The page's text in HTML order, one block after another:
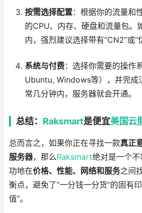
按需选择配置：根据你的流量和
的CPU、内存、硬盘和流量包。
内，强烈建议选择带有“CN2”或“
系统与付费：选择你需要的操作
Ubuntu, Windows等），并完成
常几分钟内，服务器就会开通。
总结： Raksmart是便宜美国云
总而言之，如果你正在寻找一款真正
服务器，那么Raksmart绝对是一个
功地在价格、性能、网络和服务之间
衡点，避免了“一分钱一分货”的固有
值”。